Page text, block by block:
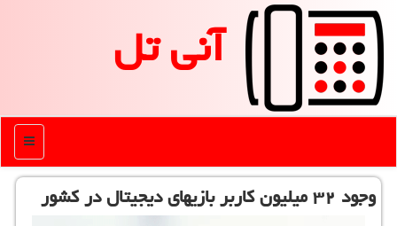
آنی تل
منو
وجود ۳۲ میلیون كاربر بازیهای دیجیتال در كشور